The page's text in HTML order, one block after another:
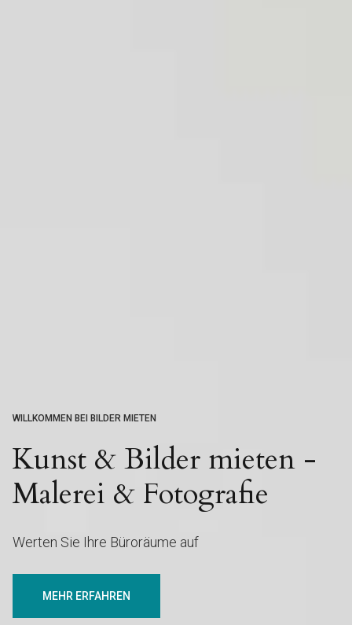
WILLKOMMEN BEI BILDER MIETEN
Kunst & Bilder mieten -
Malerei & Fotografie
Werten Sie Ihre Büroräume auf
MEHR ERFAHREN